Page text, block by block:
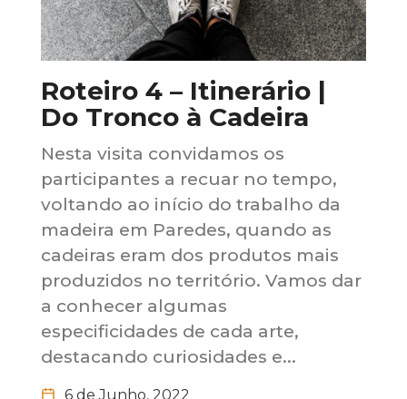
Roteiro 4 – Itinerário |
Do Tronco à Cadeira
Nesta visita convidamos os
participantes a recuar no tempo,
voltando ao início do trabalho da
madeira em Paredes, quando as
cadeiras eram dos produtos mais
produzidos no território. Vamos dar
a conhecer algumas
especificidades de cada arte,
destacando curiosidades e...
6 de Junho, 2022